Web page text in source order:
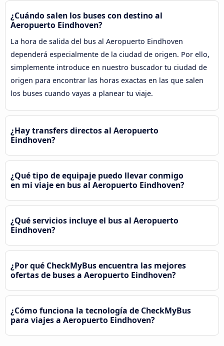
¿Cuándo salen los buses con destino al
Aeropuerto Eindhoven?
La hora de salida del bus al Aeropuerto Eindhoven
dependerá especialmente de la ciudad de origen. Por ello,
simplemente introduce en nuestro buscador tu ciudad de
origen para encontrar las horas exactas en las que salen
los buses cuando vayas a planear tu viaje.
¿Hay transfers directos al Aeropuerto
Eindhoven?
¿Qué tipo de equipaje puedo llevar conmigo
en mi viaje en bus al Aeropuerto Eindhoven?
¿Qué servicios incluye el bus al Aeropuerto
Eindhoven?
¿Por qué CheckMyBus encuentra las mejores
ofertas de buses a Aeropuerto Eindhoven?
¿Cómo funciona la tecnología de CheckMyBus
para viajes a Aeropuerto Eindhoven?